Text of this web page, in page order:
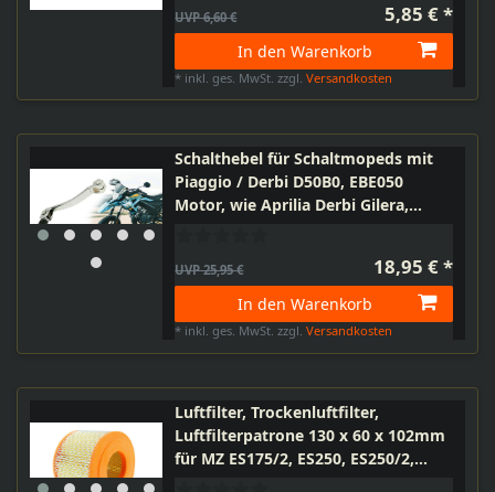
UVP 6,60 € 5,85 € *
In den Warenkorb
* inkl. ges. MwSt. zzgl.Versandkosten
Schalthebel für Schaltmopeds mit
Piaggio / Derbi D50B0, EBE050
Motor, wie Aprilia Derbi Gilera,
UVP 25,95 € 18,95 € *
In den Warenkorb
* inkl. ges. MwSt. zzgl.Versandkosten
Luftfilter, Trockenluftfilter,
Luftfilterpatrone 130 x 60 x 102mm
für MZ ES175/2, ES250, ES250/2,